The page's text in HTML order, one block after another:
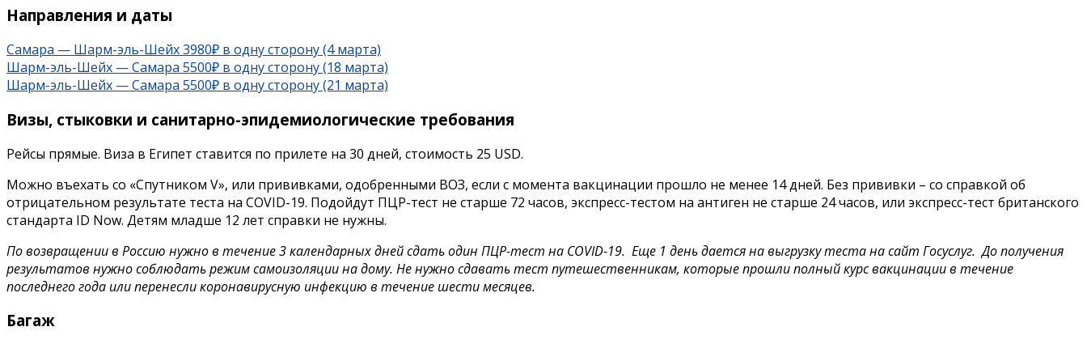
Направления и даты
Самара — Шарм-эль-Шейх 3980₽ в одну сторону (4 марта)
Шарм-эль-Шейх — Самара 5500₽ в одну сторону (18 марта)
Шарм-эль-Шейх — Самара 5500₽ в одну сторону (21 марта)
Визы, стыковки и санитарно-эпидемиологические требования
Рейсы прямые. Виза в Египет ставится по прилете на 30 дней, стоимость 25 USD.
Можно въехать со «Спутником V», или прививками, одобренными ВОЗ, если с момента вакцинации прошло не менее 14 дней. Без прививки – со справкой об
отрицательном результате теста на COVID-19. Подойдут ПЦР-тест не старше 72 часов, экспресс-тестом на антиген не старше 24 часов, или экспресс-тест британского
стандарта ID Now. Детям младше 12 лет справки не нужны.
По возвращении в Россию нужно в течение 3 календарных дней сдать один ПЦР-тест на COVID-19. Еще 1 день дается на выгрузку теста на сайт Госуслуг. До получения
результатов нужно соблюдать режим самоизоляции на дому. Не нужно сдавать тест путешественникам, которые прошли полный курс вакцинации в течение
последнего года или перенесли коронавирусную инфекцию в течение шести месяцев.
Багаж